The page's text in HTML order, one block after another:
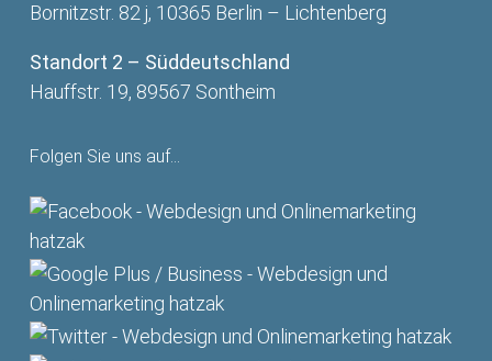
Bornitzstr. 82 j, 10365 Berlin – Lichtenberg
Standort 2 – Süddeutschland
Hauffstr. 19, 89567 Sontheim
Folgen Sie uns auf…